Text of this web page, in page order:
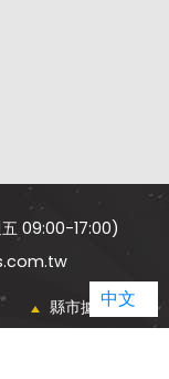
09:00-17:00)
縣市據點中文